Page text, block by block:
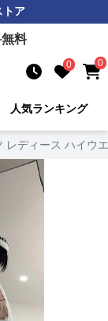
トア
料
0 0
人気ランキング
レディース ハイウ